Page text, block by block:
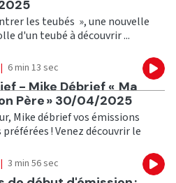
les teubés », une nouvelle
d'un teubé à découvrir ...
| 6 min 13 sec
- Mike Débrief « Ma
Père » 30/04/2025
Mike débrief vos émissions
! Venez découvrir le
| 3 min 56 sec